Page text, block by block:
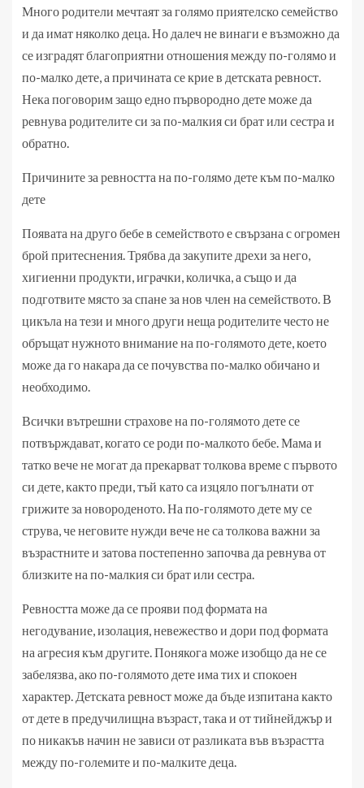
Много родители мечтаят за голямо приятелско семейство
и да имат няколко деца. Но далеч не винаги е възможно да
се изградят благоприятни отношения между по-голямо и
по-малко дете, а причината се крие в детската ревност.
Нека поговорим защо едно първородно дете може да
ревнува родителите си за по-малкия си брат или сестра и
обратно.
Причините за ревността на по-голямо дете към по-малко
дете
Появата на друго бебе в семейството е свързана с огромен
брой притеснения. Трябва да закупите дрехи за него,
хигиенни продукти, играчки, количка, а също и да
подготвите място за спане за нов член на семейството. В
цикъла на тези и много други неща родителите често не
обръщат нужното внимание на по-голямото дете, което
може да го накара да се почувства по-малко обичано и
необходимо.
Всички вътрешни страхове на по-голямото дете се
потвърждават, когато се роди по-малкото бебе. Мама и
татко вече не могат да прекарват толкова време с първото
си дете, както преди, тъй като са изцяло погълнати от
грижите за новороденото. На по-голямото дете му се
струва, че неговите нужди вече не са толкова важни за
възрастните и затова постепенно започва да ревнува от
близките на по-малкия си брат или сестра.
Ревността може да се прояви под формата на
негодувание, изолация, невежество и дори под формата
на агресия към другите. Понякога може изобщо да не се
забелязва, ако по-голямото дете има тих и спокоен
характер. Детската ревност може да бъде изпитана както
от дете в предучилищна възраст, така и от тийнейджър и
по никакъв начин не зависи от разликата във възрастта
между по-големите и по-малките деца.